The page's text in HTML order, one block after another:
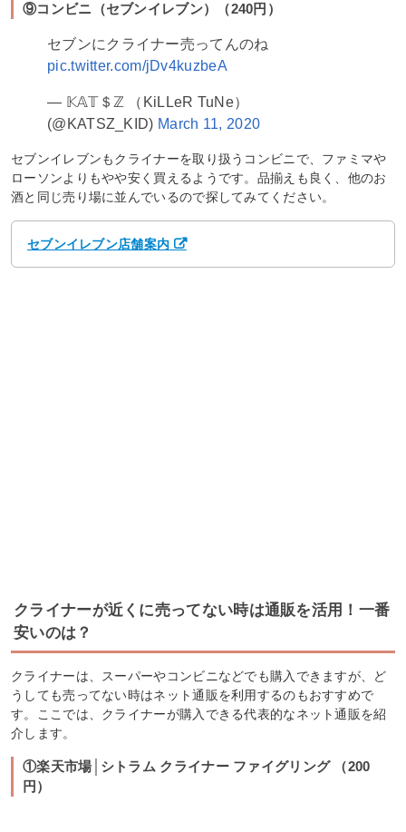
⑨コンビニ（セブンイレブン）（240円）
セブンにクライナー売ってんのね
pic.twitter.com/jDv4kuzbeA
— 𝕂𝔸𝕋＄ℤ （KiLLeR TuNe）
(@KATSZ_KID) March 11, 2020
セブンイレブンもクライナーを取り扱うコンビニで、ファミマや
ローソンよりもやや安く買えるようです。品揃えも良く、他のお
酒と同じ売り場に並んでいるので探してみてください。
セブンイレブン店舗案内
クライナーが近くに売ってない時は通販を活用！一番
安いのは？
クライナーは、スーパーやコンビニなどでも購入できますが、ど
うしても売ってない時はネット通販を利用するのもおすすめで
す。ここでは、クライナーが購入できる代表的なネット通販を紹
介します。
①楽天市場│シトラム クライナー ファイグリング （200
円）